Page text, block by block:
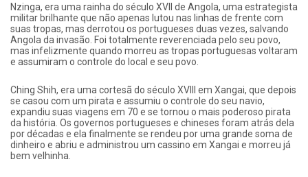
Nzinga, era uma rainha do século XVII de Angola, uma estrategista
militar brilhante que não apenas lutou nas linhas de frente com
suas tropas, mas derrotou os portugueses duas vezes, salvando
Angola da invasão. Foi totalmente reverenciada pelo seu povo,
mas infelizmente quando morreu as tropas portuguesas voltaram
e assumiram o controle do local e seu povo.
Ching Shih, era uma cortesã do século XVIII em Xangai, que depois
se casou com um pirata e assumiu o controle do seu navio,
expandiu suas viagens em 70 e se tornou o mais poderoso pirata
da história. Os governos portugueses e chineses foram atrás dela
por décadas e ela finalmente se rendeu por uma grande soma de
dinheiro e abriu e administrou um cassino em Xangai e morreu já
bem velhinha.